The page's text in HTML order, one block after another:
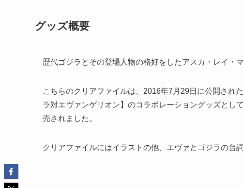
グッズ概要
歴代ゴジラとその登場人物の格好をしたアスカ・レイ・
こちらのクリアファイルは、2016年7月29日に公開され
ラ対エヴァンゲリオン】のコラボレーショングッズとし
売されました。
クリアファイルにはイラストの他、エヴァとゴジラの台